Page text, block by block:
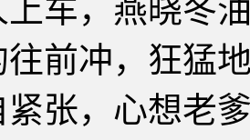
上车，燕晓冬
往前冲，狂猛
紧张，心想老